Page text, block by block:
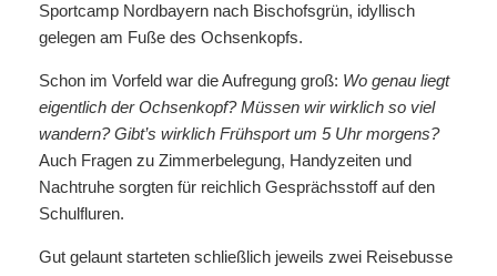
Sportcamp Nordbayern nach Bischofsgrün, idyllisch
gelegen am Fuße des Ochsenkopfs.
Schon im Vorfeld war die Aufregung groß: Wo genau liegt
eigentlich der Ochsenkopf? Müssen wir wirklich so viel
wandern? Gibt’s wirklich Frühsport um 5 Uhr morgens?
Auch Fragen zu Zimmerbelegung, Handyzeiten und
Nachtruhe sorgten für reichlich Gesprächsstoff auf den
Schulfluren.
Gut gelaunt starteten schließlich jeweils zwei Reisebusse